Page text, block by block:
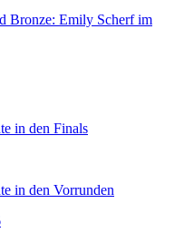
Bronze: Emily Scherf im
in den Finals
in den Vorrunden